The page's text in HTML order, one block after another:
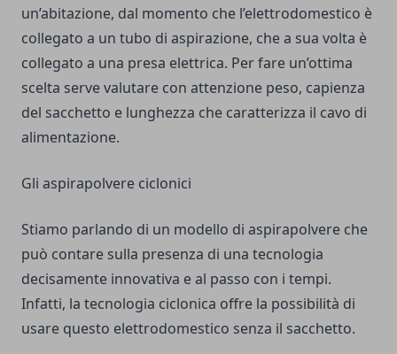
un’abitazione, dal momento che l’elettrodomestico è
collegato a un tubo di aspirazione, che a sua volta è
collegato a una presa elettrica. Per fare un’ottima
scelta serve valutare con attenzione peso, capienza
del sacchetto e lunghezza che caratterizza il cavo di
alimentazione.
Gli aspirapolvere ciclonici
Stiamo parlando di un modello di aspirapolvere che
può contare sulla presenza di una tecnologia
decisamente innovativa e al passo con i tempi.
Infatti, la tecnologia ciclonica offre la possibilità di
usare questo elettrodomestico senza il sacchetto.